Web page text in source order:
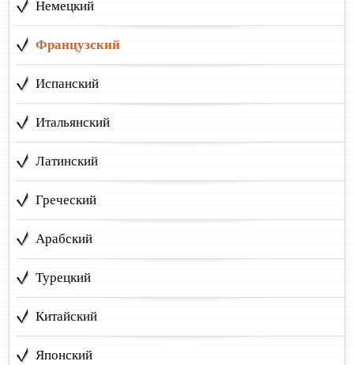
Немецкий
Французский
Испанский
Итальянский
Латинский
Греческий
Арабский
Турецкий
Китайский
Японский